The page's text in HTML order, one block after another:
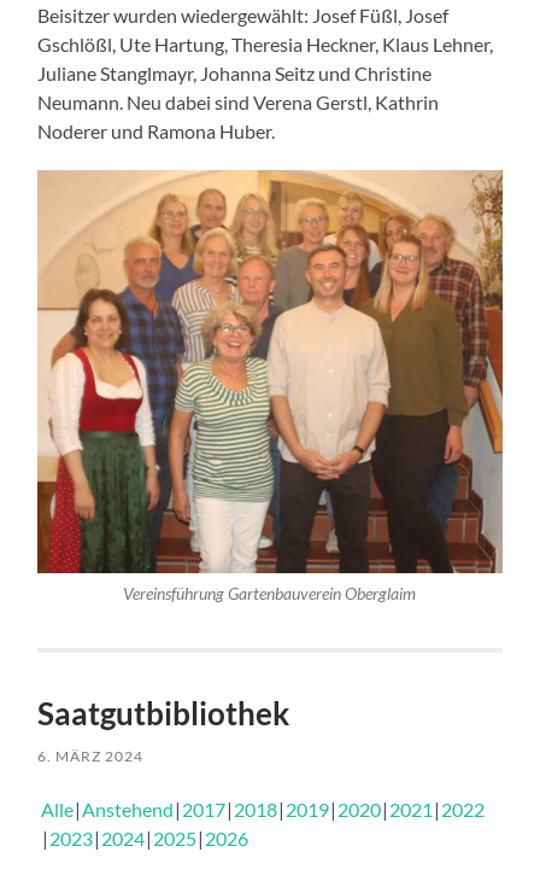
Beisitzer wurden wiedergewählt: Josef Füßl, Josef
Gschlößl, Ute Hartung, Theresia Heckner, Klaus Lehner,
Juliane Stanglmayr, Johanna Seitz und Christine
Neumann. Neu dabei sind Verena Gerstl, Kathrin
Noderer und Ramona Huber.
Vereinsführung Gartenbauverein Oberglaim
Saatgutbibliothek
6. MÄRZ 2024
Alle Anstehend 2017 2018 2019 2020 2021 2022
2023 2024 2025 2026